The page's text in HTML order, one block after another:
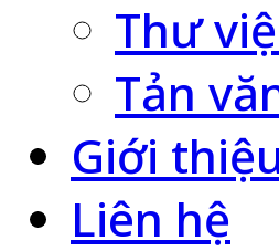
Thư
Tản
Giới
Liên hệ